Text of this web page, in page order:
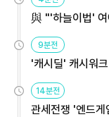
與 "'하늘이법'
9분전
'캐시딜' 캐시워
14분전
관세전쟁 '엔드